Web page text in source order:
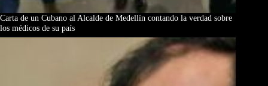
Carta de un Cubano al Alcalde de Medellín contando la verdad sobre
los médicos de su país